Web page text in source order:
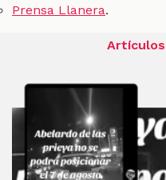
Prensa Llanera.